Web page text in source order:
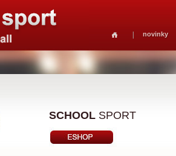
novinky
SCHOOLSPORT